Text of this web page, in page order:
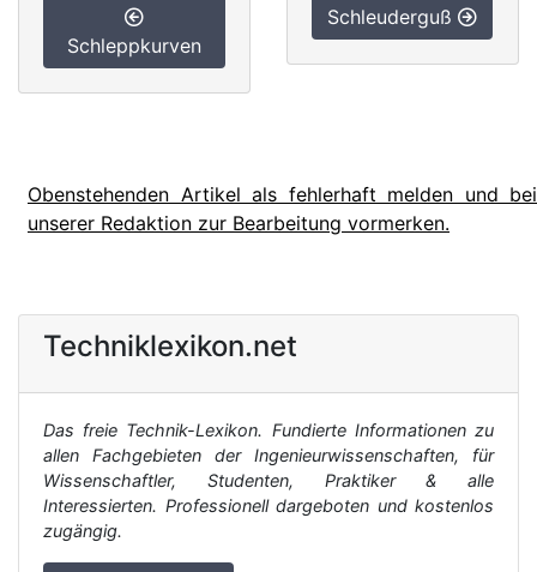
Schleppkurven
Schleuderguß
Obenstehenden Artikel als fehlerhaft melden und bei
unserer Redaktion zur Bearbeitung vormerken.
Techniklexikon.net
Das freie Technik-Lexikon. Fundierte Informationen zu
allen Fachgebieten der Ingenieurwissenschaften, für
Wissenschaftler, Studenten, Praktiker & alle
Interessierten. Professionell dargeboten und kostenlos
zugängig.